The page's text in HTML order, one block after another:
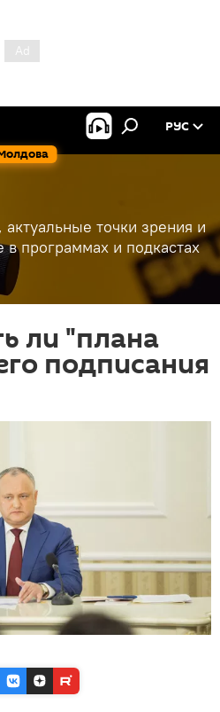
РУС
точки зрения и
программах и подкастах
ли "плана
подписания